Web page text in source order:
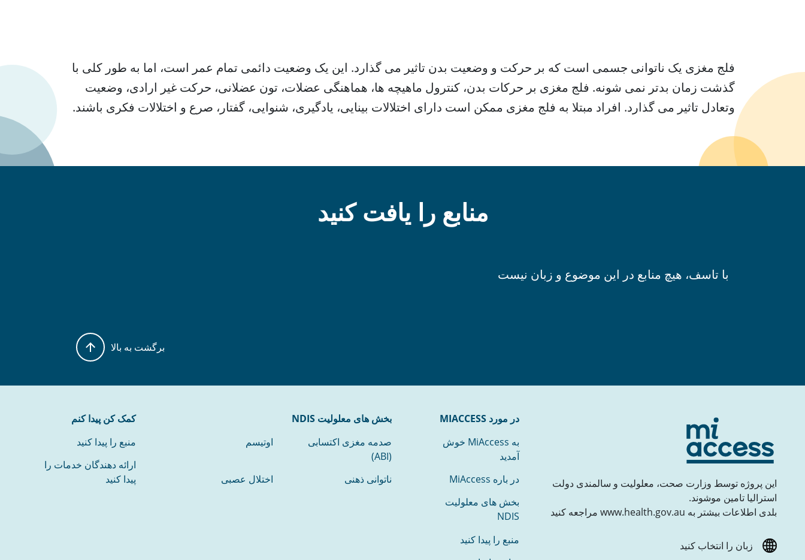
فلج مغزی یک ناتوانی جسمی است که بر حرکت و وضعیت بدن تاثیر می گذارد. این یک وضعیت دائمی تمام عمر است، اما به طور کلی با
گذشت زمان بدتر نمی شونه. فلج مغزی بر حرکات بدن، کنترول ماهیچه ها، هماهنگی عضلات، تون عضلانی، حرکت غیر ارادی، وضعیت
وتعادل تاثیر می گذارد. افراد مبتلا به فلج مغزی ممکن است دارای اختلالات بینایی، یادگیری، شنوایی، گفتار، صرع و اختلالات فکری باشند.
منابع را یافت کنید
با تاسف، هیچ منابع در این موضوع و زبان نیست
برگشت به بالا
این پروژه توسط وزارت صحت، معلولیت و سالمندی دولت
استرالیا تامین موشوند.
بلدی اطلاعات بیشتر به www.health.gov.au مراجعه کنید
زبان را انتخاب کنید
در مورد MIACCESS
به MiAccess خوش
آمدید
در باره MiAccess
بخش های معلولیت
NDIS
منبع را پیدا کنید
بخش های معلولیت NDIS
صدمه مغزی اکتسابی
(ABI)
اوتیسم
ناتوانی ذهنی اختلال عصبی
کمک کن پیدا کنم
منبع را پیدا کنید
ارائه دهندگان خدمات را
پیدا کنید